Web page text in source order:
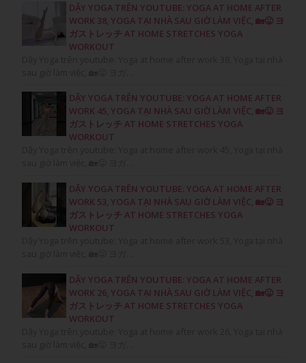
DẬY YOGA TRÊN YOUTUBE: YOGA AT HOME AFTER
WORK 38, YOGA TẠI NHÀ SAU GIỜ LÀM VIỆC, 🏡😛 ヨ
ガストレッチ AT HOME STRETCHES YOGA
WORKOUT
DẬY YOGA TRÊN YOUTUBE: YOGA AT HOME AFTER
WORK 45, YOGA TẠI NHÀ SAU GIỜ LÀM VIỆC, 🏡😛 ヨ
ガストレッチ AT HOME STRETCHES YOGA
WORKOUT
DẬY YOGA TRÊN YOUTUBE: YOGA AT HOME AFTER
WORK 53, YOGA TẠI NHÀ SAU GIỜ LÀM VIỆC, 🏡😛 ヨ
ガストレッチ AT HOME STRETCHES YOGA
WORKOUT
DẬY YOGA TRÊN YOUTUBE: YOGA AT HOME AFTER
WORK 26, YOGA TẠI NHÀ SAU GIỜ LÀM VIỆC, 🏡😛 ヨ
ガストレッチ AT HOME STRETCHES YOGA
WORKOUT